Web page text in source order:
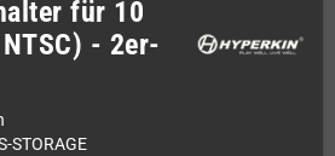
für 10
- 2er-
STORAGE